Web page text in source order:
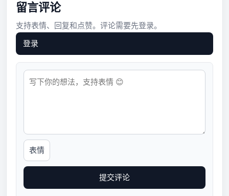
留言评论
支持表情、回复和点赞。评论需要先登录。
登录
表情
提交评论